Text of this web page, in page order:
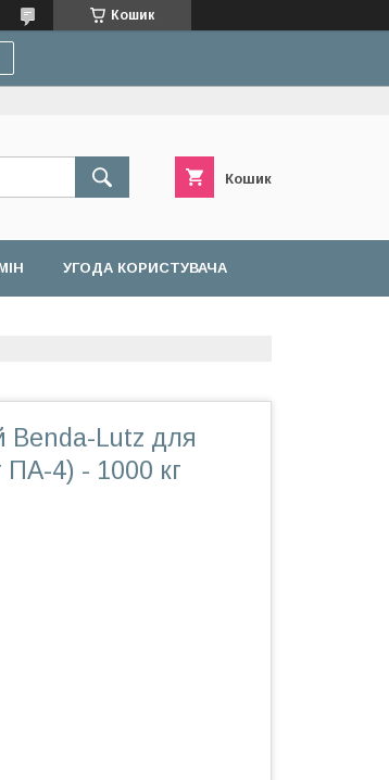
Кошик
Кошик
УГОДА КОРИСТУВАЧА
Benda-Lutz для
4) - 1000 кг